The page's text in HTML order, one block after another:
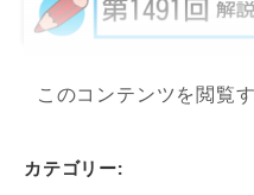
このコンテンツを閲覧
カテゴリー: